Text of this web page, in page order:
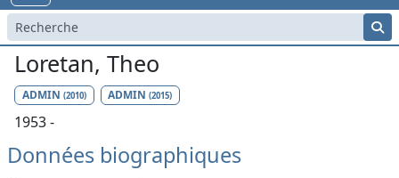
Loretan, Theo
ADMIN (2010) ADMIN(2015)
1953 -
Données biographiques